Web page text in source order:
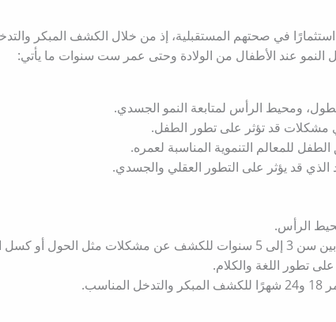
استثمارًا في صحتهم المستقبلية، إذ من خلال الكشف المبكر
النمو عند الأطفال من الولادة وحتى عمر ست سنوات ما يأتي:
ومحيط الرأس لمتابعة النمو الجسدي.​
قد تؤثر على تطور الطفل.​
للمعالم التنموية المناسبة لعمره.
قد يؤثر على التطور العقلي والجسدي.​
الرأس.​
أو كسل العين.​
تطور اللغة والكلام.​